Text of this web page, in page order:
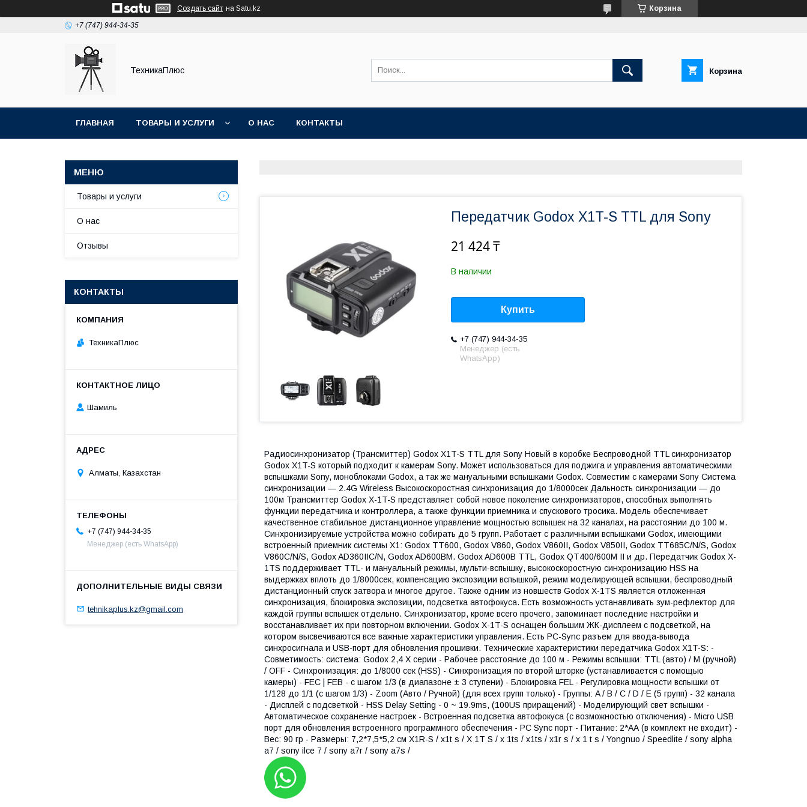
Создать сайт на Satu.kz Корзина
+7 (747) 944-34-35
ТехникаПлюс Корзина
ГЛАВНАЯ ТОВАРЫ И УСЛУГИ О НАС КОНТАКТЫ
Передатчик Godox X1T-S TTL для Sony
21 424 ₸
В наличии
Купить
+7 (747) 944-34-35
Менеджер (есть
WhatsApp)
Радиосинхронизатор (Трансмиттер) Godox X1T-S TTL для Sony Новый в коробке Беспроводной TTL синхронизатор
Godox X1T-S который подходит к камерам Sony. Может использоваться для поджига и управления автоматическими
вспышками Sony, моноблоками Godox, а так же мануальными вспышками Godox. Совместим с камерами Sony Система
синхронизации — 2.4G Wireless Высокоскоростная синхронизация до 1/8000сек Дальность синхронизации — до
100м Трансмиттер Godox X-1T-S представляет собой новое поколение синхронизаторов, способных выполнять
функции передатчика и контроллера, а также функции приемника и спускового тросика. Модель обеспечивает
качественное стабильное дистанционное управление мощностью вспышек на 32 каналах, на расстоянии до 100 м.
Синхронизируемые устройства можно собирать до 5 групп. Работает с различными вспышками Godox, имеющими
встроенный приемник системы X1: Godox TT600, Godox V860, Godox V860II, Godox V850II, Godox TT685C/N/S, Godox
V860C/N/S, Godox AD360IIC/N, Godox AD600BM. Godox AD600B TTL, Godox QT400/600M II и др. Передатчик Godox X-
1TS поддерживает TTL- и мануальный режимы, мульти-вспышку, высокоскоростную синхронизацию HSS на
выдержках вплоть до 1/8000сек, компенсацию экспозиции вспышкой, режим моделирующей вспышки, беспроводный
дистанционный спуск затвора и многое другое. Также одним из новшеств Godox X-1TS является отложенная
синхронизация, блокировка экспозиции, подсветка автофокуса. Есть возможность устанавливать зум-рефлектор для
каждой группы вспышек отдельно. Синхронизатор, кроме всего прочего, запоминает последние настройки и
восстанавливает их при повторном включении. Godox X-1T-S оснащен большим ЖК-дисплеем с подсветкой, на
котором высвечиваются все важные характеристики управления. Есть PC-Sync разъем для ввода-вывода
синхросигнала и USB-порт для обновления прошивки. Технические характеристики передатчика Godox X1T-S: -
Совметимость: система: Godox 2,4 X серии - Рабочее расстояние до 100 м - Режимы вспышки: TTL (авто) / M (ручной)
/ OFF - Синхронизация: до 1/8000 сек (HSS) - Синхронизация по второй шторке (устанавливается с помощью
камеры) - FEC | FEB - с шагом 1/3 (в диапазоне ± 3 ступени) - Блокировка FEL - Регулировка мощности вспышки от
1/128 до 1/1 (с шагом 1/3) - Zoom (Авто / Ручной) (для всех групп только) - Группы: A / B / C / D / E (5 групп) - 32 канала
- Дисплей с подсветкой - HSS Delay Setting - 0 ~ 19.9ms, (100US приращений) - Моделирующий свет вспышки -
Автоматическое сохранение настроек - Встроенная подсветка автофокуса (с возможностью отключения) - Micro USB
порт для обновления встроенного программного обеспечения - PC Sync порт - Питание: 2*АА (в комплект не входит) -
Вес: 90 гр - Размеры: 7,2*7,5*5,2 см X1R-S / x1t s / X 1T S / x 1ts / x1ts / x1r s / x 1 t s / Yongnuo / Speedlite / sony alpha
a7 / sony ilce 7 / sony a7r / sony a7s /
Товары и услуги
О нас
Отзывы
КОНТАКТЫ
ТехникаПлюс
Шамиль
Алматы, Казахстан
+7 (747) 944-34-35
Менеджер (есть WhatsApp)
tehnikaplus.kz@gmail.com